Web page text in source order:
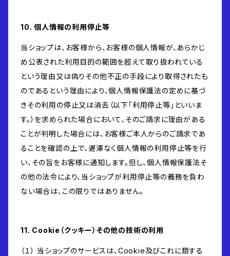
10. 個人情報の利用停止等
当ショップは、お客様から、お客様の個人情報が、あらかじ
め公表された利用目的の範囲を超えて取り扱われている
という理由又は偽りその他不正の手段により取得されたも
のであるという理由により、個人情報保護法の定めに基づ
きその利用の停止又は消去（以下「利用停止等」といいま
す。）を求められた場合において、そのご請求に理由がある
ことが判明した場合には、お客様ご本人からのご請求であ
ることを確認の上で、遅滞なく個人情報の利用停止等を行
い、その旨をお客様に通知します。但し、個人情報保護法そ
の他の法令により、当ショップが利用停止等の義務を負わ
ない場合は、この限りではありません。
11. Cookie（クッキー）その他の技術の利用
（１） 当ショップのサービスは、Cookie及びこれに類する